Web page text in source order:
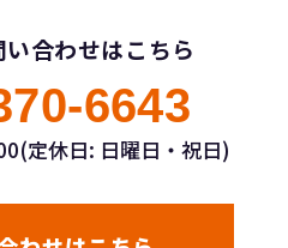
合わせはこちら
6643
定休日: 日曜日・祝日)